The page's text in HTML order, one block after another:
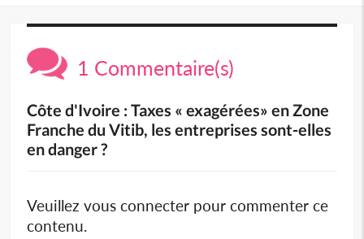
1 Commentaire(s)
Côte d'Ivoire : Taxes « exagérées» en Zone
Franche du Vitib, les entreprises sont-elles
en danger ?
Veuillez vous connecter pour commenter ce
contenu.